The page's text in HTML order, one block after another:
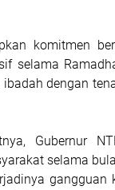
komitmen
selama
dengan
Gubernur
selama